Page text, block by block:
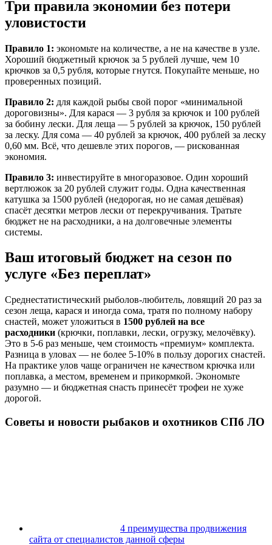
Три правила экономии без потери
уловистости
Правило 1: экономьте на количестве, а не на качестве в узле.
Хороший бюджетный крючок за 5 рублей лучше, чем 10
крючков за 0,5 рубля, которые гнутся. Покупайте меньше, но
проверенных позиций.
Правило 2: для каждой рыбы свой порог «минимальной
дороговизны». Для карася — 3 рубля за крючок и 100 рублей
за бобину лески. Для леща — 5 рублей за крючок, 150 рублей
за леску. Для сома — 40 рублей за крючок, 400 рублей за леску
0,60 мм. Всё, что дешевле этих порогов, — рискованная
экономия.
Правило 3: инвестируйте в многоразовое. Один хороший
вертлюжок за 20 рублей служит годы. Одна качественная
катушка за 1500 рублей (недорогая, но не самая дешёвая)
спасёт десятки метров лески от перекручивания. Тратьте
бюджет не на расходники, а на долговечные элементы
системы.
Ваш итоговый бюджет на сезон по
услуге «Без переплат»
Среднестатистический рыболов-любитель, ловящий 20 раз за
сезон леща, карася и иногда сома, тратя по полному набору
снастей, может уложиться в 1500 рублей на все
расходники (крючки, поплавки, лески, огрузку, мелочёвку).
Это в 5-6 раз меньше, чем стоимость «премиум» комплекта.
Разница в уловах — не более 5-10% в пользу дорогих снастей.
На практике улов чаще ограничен не качеством крючка или
поплавка, а местом, временем и прикормкой. Экономьте
разумно — и бюджетная снасть принесёт трофеи не хуже
дорогой.
Советы и новости рыбаков и охотников СПб ЛО
4 преимущества продвижения
сайта от специалистов данной сферы